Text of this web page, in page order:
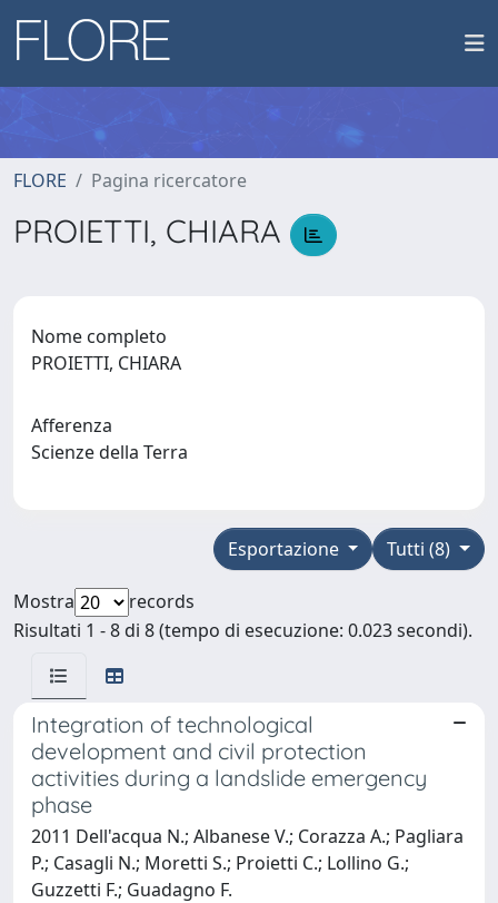
FLORE Pagina ricercatore
PROIETTI, CHIARA
Nome completo
PROIETTI, CHIARA
Afferenza
Scienze della Terra
Tutti (8)
Esportazione
Mostra
records
Risultati 1 - 8 di 8 (tempo di esecuzione: 0.023 secondi).
Integration of technological
development and civil protection
activities during a landslide emergency
phase
2011 Dell'acqua N.; Albanese V.; Corazza A.; Pagliara
P.; Casagli N.; Moretti S.; Proietti C.; Lollino G.;
Guzzetti F.; Guadagno F.